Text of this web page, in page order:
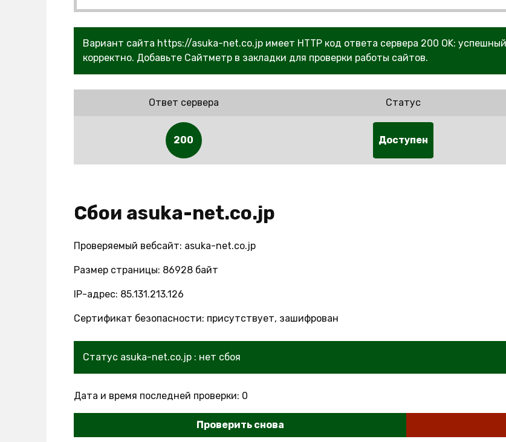
Вариант сайта https://asuka-net.co.jp имеет HTTP код ответа сервера 200 OK:
корректно. Добавьте Сайтметр в закладки для проверки работы сайтов.
Ответ сервера
200
Статус
Доступен
Сбои asuka-net.co.jp
Проверяемый вебсайт: asuka-net.co.jp
Размер страницы: 86928 байт
IP-адрес: 85.131.213.126
Сертификат безопасности: присутствует, зашифрован
Статус asuka-net.co.jp : нет сбоя
Дата и время последней проверки: 0
Проверить снова